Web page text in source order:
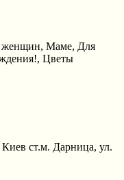
женщин, Маме, Для
Цветы
ст.м. Дарница, ул.